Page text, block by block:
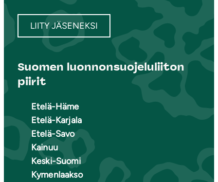
LIITY JÄSENEKSI
Suomen luonnonsuojeluliiton
piirit
Etelä-Häme
Etelä-Karjala
Etelä-Savo
Kainuu
Keski-Suomi
Kymenlaakso